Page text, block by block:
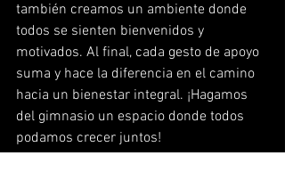
también creamos un ambiente donde
todos se sienten bienvenidos y
motivados. Al final, cada gesto de apoyo
suma y hace la diferencia en el camino
hacia un bienestar integral. ¡Hagamos
del gimnasio un espacio donde todos
podamos crecer juntos!